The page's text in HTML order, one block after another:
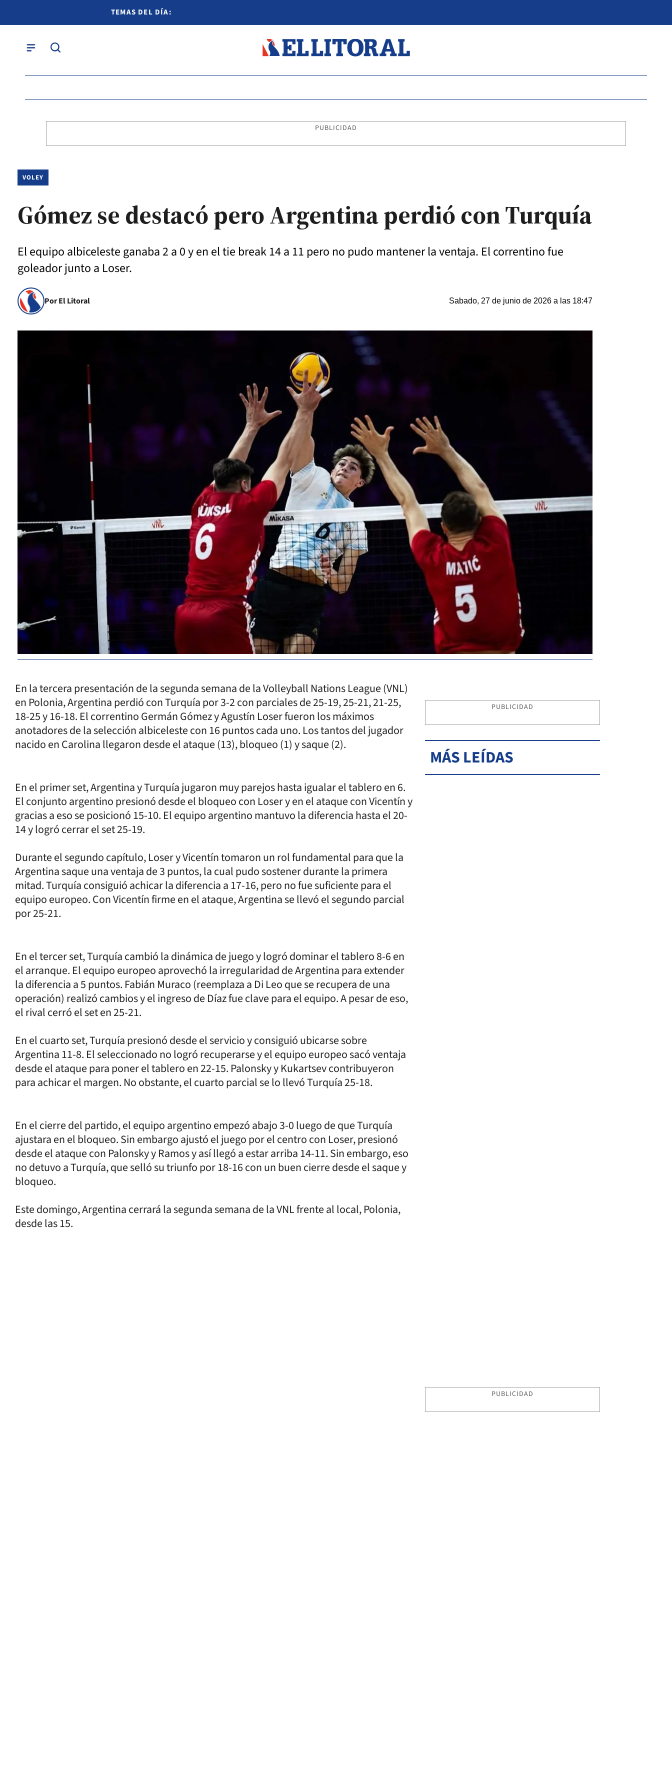
TEMAS DEL DÍA:
PUBLICIDAD
VOLEY
Gómez se destacó pero Argentina perdió con Turquía
El equipo albiceleste ganaba 2 a 0 y en el tie break 14 a 11 pero no pudo mantener la ventaja. El correntino fue
goleador junto a Loser.
Por El Litoral Sabado, 27 de junio de 2026 a las 18:47
En la tercera presentación de la segunda semana de la Volleyball Nations League (VNL)
en Polonia, Argentina perdió con Turquía por 3-2 con parciales de 25-19, 25-21, 21-25,
18-25 y 16-18. El correntino Germán Gómez y Agustín Loser fueron los máximos
anotadores de la selección albiceleste con 16 puntos cada uno. Los tantos del jugador
nacido en Carolina llegaron desde el ataque (13), bloqueo (1) y saque (2).
En el primer set, Argentina y Turquía jugaron muy parejos hasta igualar el tablero en 6.
El conjunto argentino presionó desde el bloqueo con Loser y en el ataque con Vicentín y
gracias a eso se posicionó 15-10. El equipo argentino mantuvo la diferencia hasta el 20-
14 y logró cerrar el set 25-19.
Durante el segundo capítulo, Loser y Vicentín tomaron un rol fundamental para que la
Argentina saque una ventaja de 3 puntos, la cual pudo sostener durante la primera
mitad. Turquía consiguió achicar la diferencia a 17-16, pero no fue suficiente para el
equipo europeo. Con Vicentín firme en el ataque, Argentina se llevó el segundo parcial
por 25-21.
En el tercer set, Turquía cambió la dinámica de juego y logró dominar el tablero 8-6 en
el arranque. El equipo europeo aprovechó la irregularidad de Argentina para extender
la diferencia a 5 puntos. Fabián Muraco (reemplaza a Di Leo que se recupera de una
operación) realizó cambios y el ingreso de Díaz fue clave para el equipo. A pesar de eso,
el rival cerró el set en 25-21.
En el cuarto set, Turquía presionó desde el servicio y consiguió ubicarse sobre
Argentina 11-8. El seleccionado no logró recuperarse y el equipo europeo sacó ventaja
desde el ataque para poner el tablero en 22-15. Palonsky y Kukartsev contribuyeron
para achicar el margen. No obstante, el cuarto parcial se lo llevó Turquía 25-18.
En el cierre del partido, el equipo argentino empezó abajo 3-0 luego de que Turquía
ajustara en el bloqueo. Sin embargo ajustó el juego por el centro con Loser, presionó
desde el ataque con Palonsky y Ramos y así llegó a estar arriba 14-11. Sin embargo, eso
no detuvo a Turquía, que selló su triunfo por 18-16 con un buen cierre desde el saque y
bloqueo.
Este domingo, Argentina cerrará la segunda semana de la VNL frente al local, Polonia,
desde las 15.
PUBLICIDAD
MÁS LEÍDAS
PUBLICIDAD